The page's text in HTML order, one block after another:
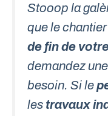
Stooop la
que le
de fin de
demandez une
besoin. Si le
les travaux